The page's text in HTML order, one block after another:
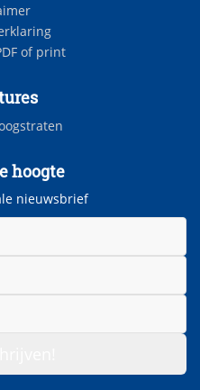
of print
hoogte
nieuwsbrief